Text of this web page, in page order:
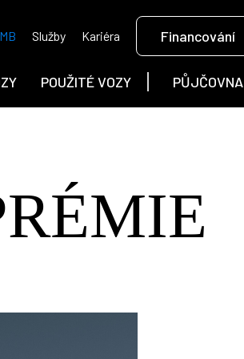
Služby Kariéra Financování
POUŽITÉ VOZY PŮJČOVNA